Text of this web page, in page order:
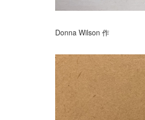
Donna Wilson 作